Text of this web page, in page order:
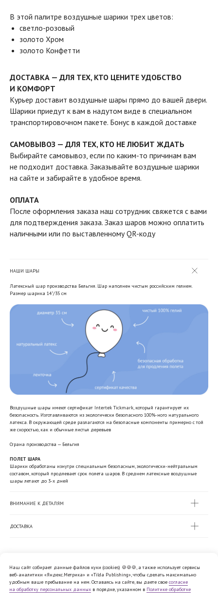
В этой палитре воздушные шарики трех цветов:
светло-розовый
золото Хром
золото Конфетти
ДОСТАВКА — ДЛЯ ТЕХ, КТО ЦЕНИТЕ УДОБСТВО
И КОМФОРТ
Курьер доставит воздушные шары прямо до вашей двери.
Шарики приедут к вам в надутом виде в специальном
транспортировочном пакете. Бонус в каждой доставке
САМОВЫВОЗ — ДЛЯ ТЕХ, КТО НЕ ЛЮБИТ ЖДАТЬ
Выбирайте самовывоз, если по каким-то причинам вам
не подходит доставка. Заказывайте воздушные шарики
на сайте и забирайте в удобное время.
ОПЛАТА
После оформления заказа наш сотрудник свяжется с вами
для подтверждения заказа. Заказ шаров можно оплатить
наличными или по выставленному QR-коду
НАШИ ШАРЫ
Латексный шар производства Бельгия. Шар наполнен чистым российским гелием.
Размер шарика 14"/35 см
Воздушные шары имеют сертификат Intertek Tickmark, который гарантирует их
безопасность. Изготавливаются из экологически безопасного 100%-ного натурального
латекса. В окружающей среде разлагаются на безопасные компоненты примерно с той
же скоростью, как и обычные листья деревьев
Страна производства — Бельгия
ПОЛЕТ ШАРА
Шарики обработаны изнутри специальным безопасным, экологически-нейтральным
составом, который продлевает срок полета шаров. В среднем латексные воздушные
шары летают до 3-х дней
ВНИМАНИЕ К ДЕТАЛЯМ
ДОСТАВКА
Политика обработки персональных
данных
Наш сайт собирает данные файлов куки (cookies) 🍪🍪🍪, а также использует сервисы
веб-аналитики «Яндекс.Метрика» и «Tilda Publishing», чтобы сделать максимально
удобным ваше пребывание на нем. Оставаясь на сайте, вы даете свое согласие
на обработку персональных данных в порядке, указанном в Политике обработке